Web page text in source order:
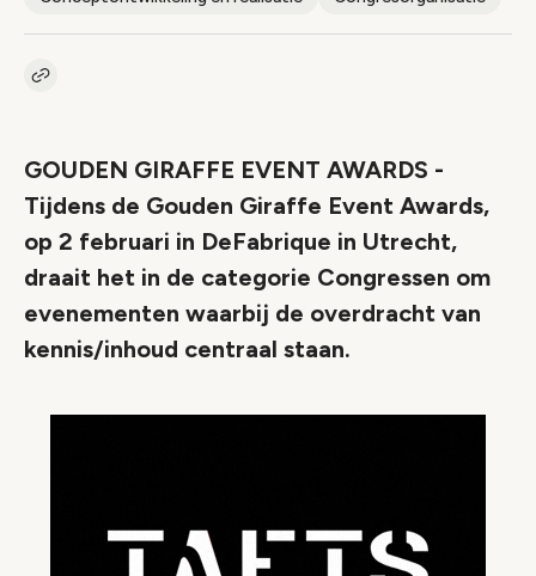
Kopieer link naar artikel
GOUDEN GIRAFFE EVENT AWARDS -
Tijdens de Gouden Giraffe Event Awards,
op 2 februari in DeFabrique in Utrecht,
draait het in de categorie Congressen om
evenementen waarbij de overdracht van
kennis/inhoud centraal staan.